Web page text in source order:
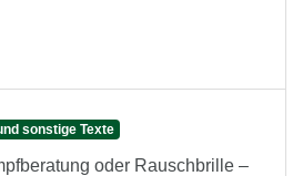
sonstige Texte
oder Rauschbrille –